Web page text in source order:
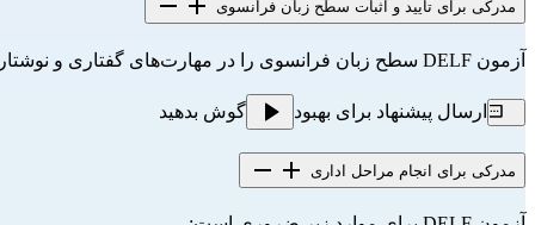
مدرکی برای تأیید و اثبات سطح زبان فرانسوی
آزمون DELF سطح زبان فرانسوی را در مهارت‌های گفتاری و نوشتاری تأیید می‌کند.
ارسال پیشنهاد برای بهبود گوش بدهید
مدرکی برای انجام مراحل اداری